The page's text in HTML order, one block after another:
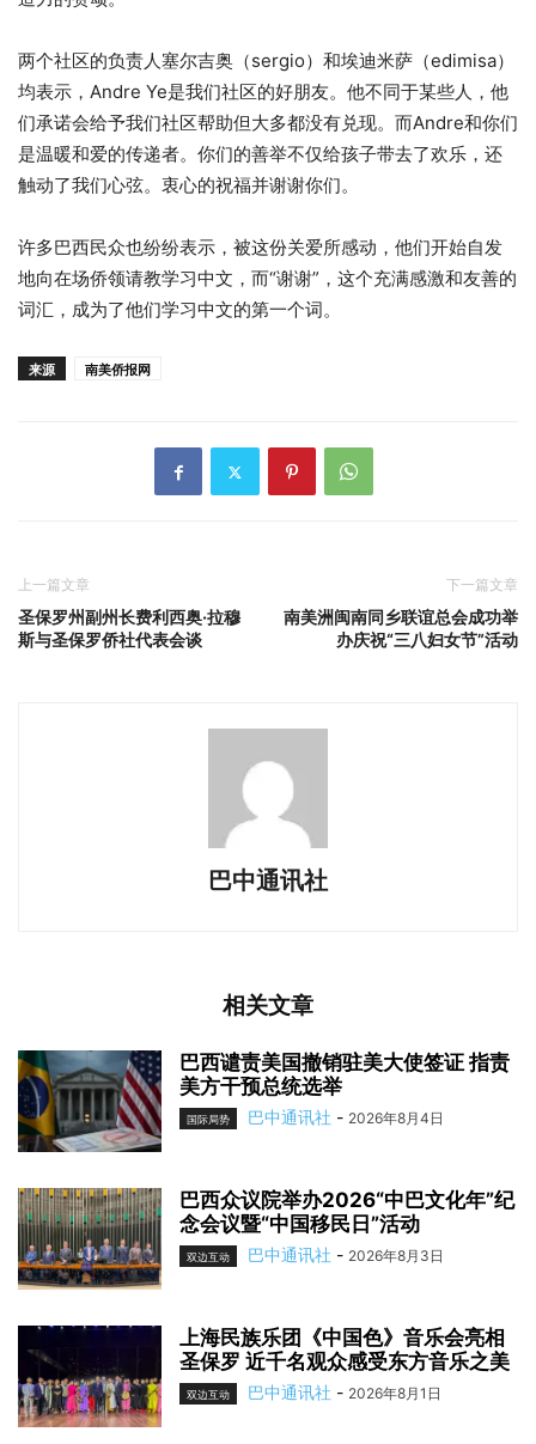
两个社区的负责人塞尔吉奥（sergio）和埃迪米萨（edimisa）
均表示，Andre Ye是我们社区的好朋友。他不同于某些人，他
们承诺会给予我们社区帮助但大多都没有兑现。而Andre和你们
是温暖和爱的传递者。你们的善举不仅给孩子带去了欢乐，还
触动了我们心弦。衷心的祝福并谢谢你们。
许多巴西民众也纷纷表示，被这份关爱所感动，他们开始自发
地向在场侨领请教学习中文，而“谢谢”，这个充满感激和友善的
词汇，成为了他们学习中文的第一个词。
来源 南美侨报网
上一篇文章
圣保罗州副州长费利西奥·拉穆
斯与圣保罗侨社代表会谈
下一篇文章
南美洲闽南同乡联谊总会成功举
办庆祝“三八妇女节”活动
巴中通讯社
相关文章
巴西谴责美国撤销驻美大使签证 指责
美方干预总统选举
国际局势 巴中通讯社 - 2026年8月4日
巴西众议院举办2026“中巴文化年”纪
念会议暨“中国移民日”活动
双边互动 巴中通讯社 - 2026年8月3日
上海民族乐团《中国色》音乐会亮相
圣保罗 近千名观众感受东方音乐之美
双边互动 巴中通讯社 - 2026年8月1日